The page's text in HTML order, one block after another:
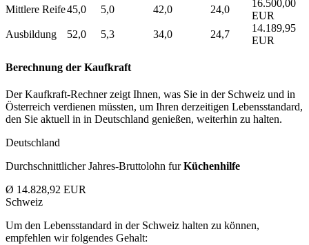
Mittlere Reife45,0 5,0 42,0 24,0
16.500,00
EUR
Ausbildung
52,0 5,3 34,0 24,7
14.189,95
EUR
Berechnung der Kaufkraft
Der Kaufkraft-Rechner zeigt Ihnen, was Sie in der Schweiz und in
Österreich verdienen müssten, um Ihren derzeitigen Lebensstandard,
den Sie aktuell in in Deutschland genießen, weiterhin zu halten.
Deutschland
Durchschnittlicher Jahres-Bruttolohn furKüchenhilfe
Ø 14.828,92 EUR
Schweiz
Um den Lebensstandard in der Schweiz halten zu können,
empfehlen wir folgendes Gehalt: